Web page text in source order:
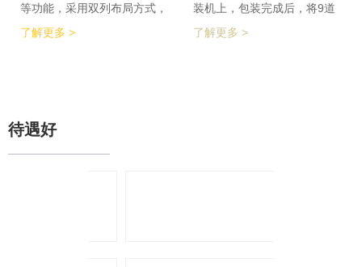
本。
等功能，采用双列布局方式，
在有限的场地内，提高了产品
包装的生产力，同时达到废料
了解更多 >
装机上，包装完成后，将9道
带机，将1道产品分为2道，分
了解更多 >
待遇好